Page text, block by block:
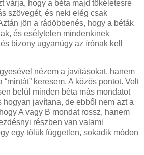
várja, hogy a béta majd tökéletesre
szövegét, és neki elég csak
jön a rádöbbenés, hogy a béták
és esélytelen mindenkinek
bizony ugyanúgy az írónak kell
nézem a javításokat, hanem
keresem. A közös pontot. Volt
belül minden béta más mondatot
hogyan javítana, de ebből nem azt a
A vagy B mondat rossz, hanem
részben van valami
egy tőlük független, sokadik módon